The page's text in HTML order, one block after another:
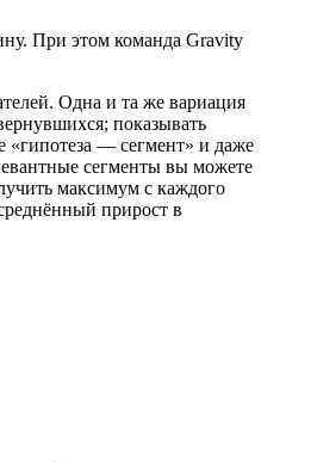
При этом команда Gravity
Одна и та же вариация
показывать
«гипотеза — сегмент» и даже
сегменты вы можете
максимум с каждого
прирост в